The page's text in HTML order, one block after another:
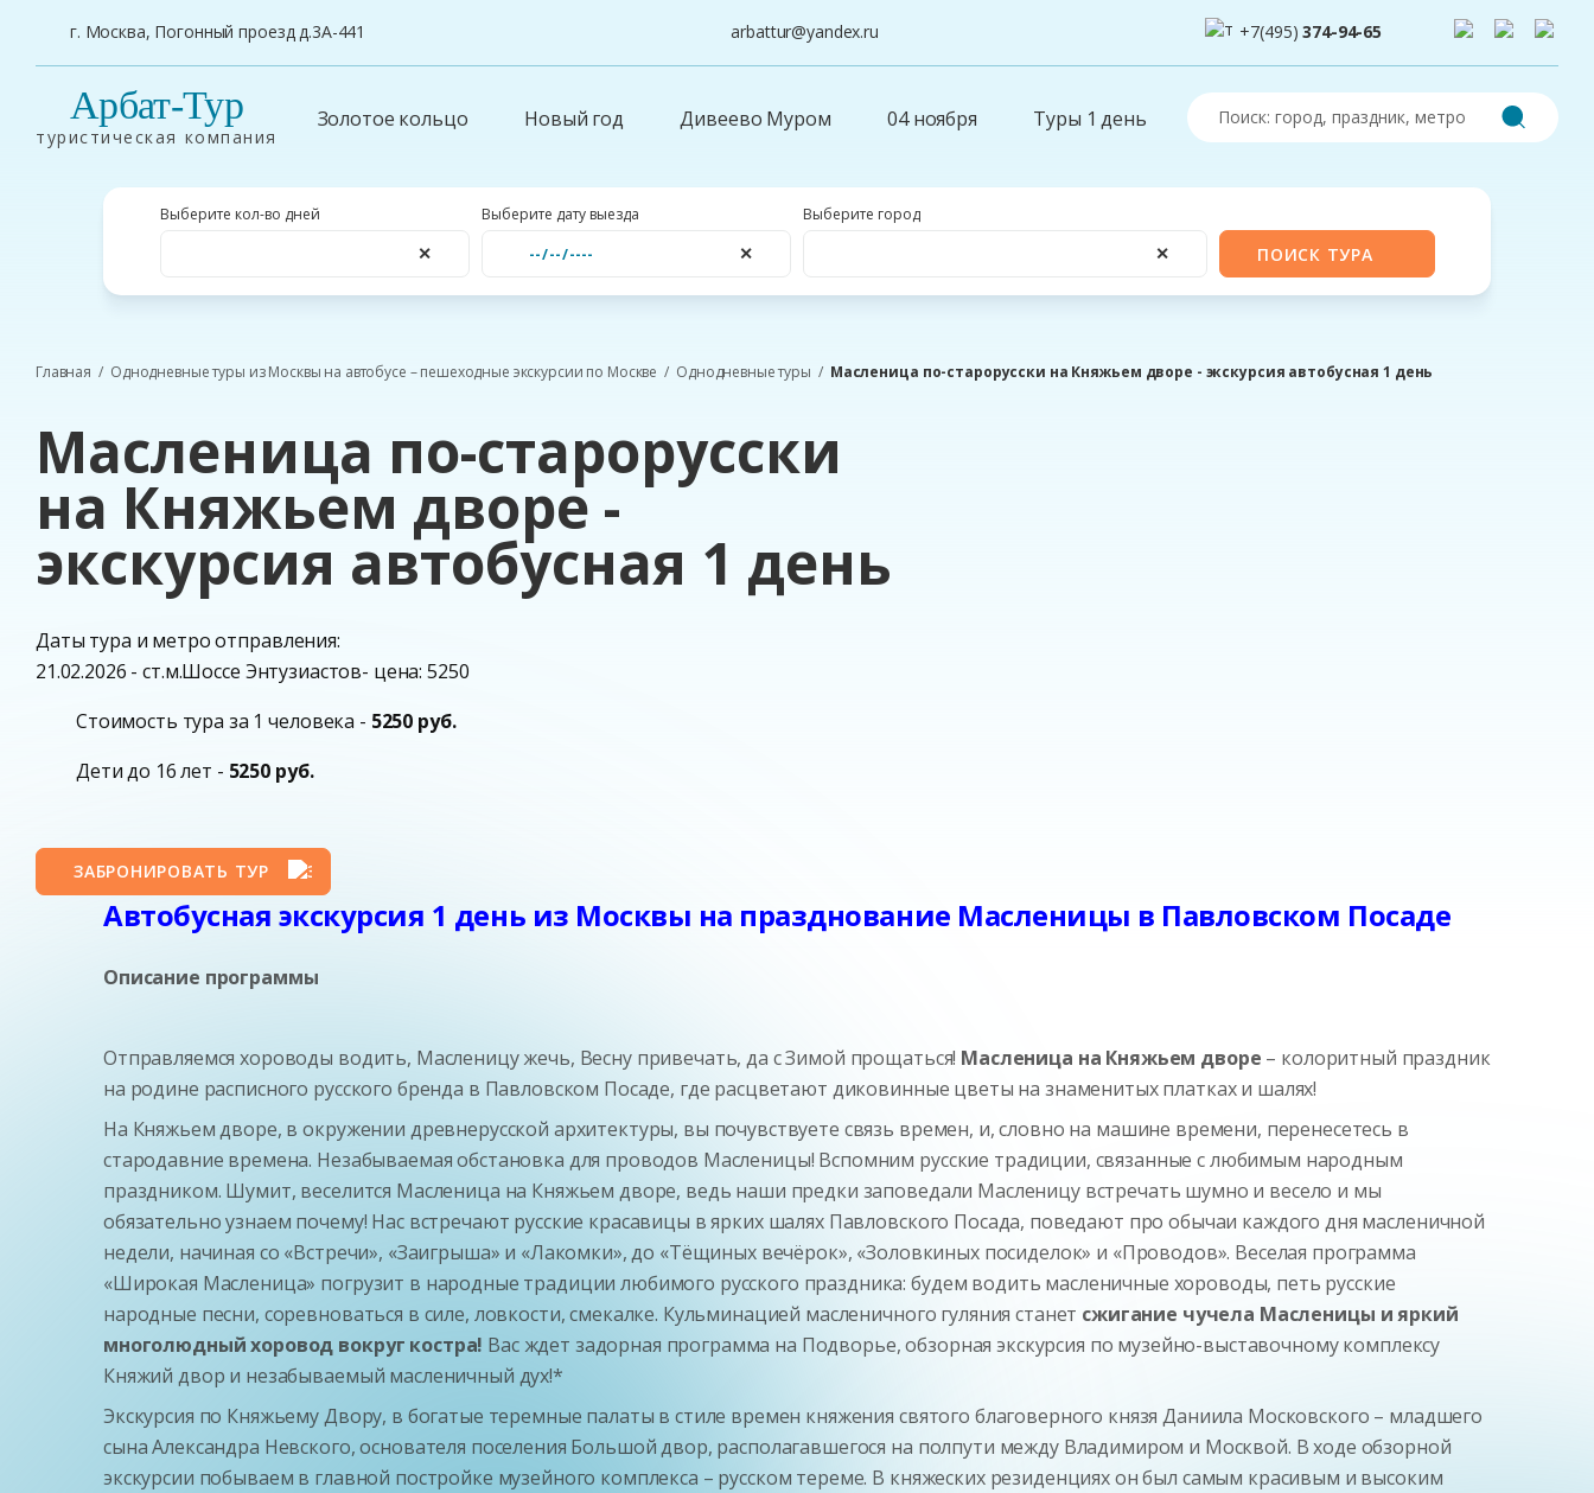
г. Москва, Погонный проезд д.3А-441 +7(495)374-94-65
arbattur@yandex.ru
Арбат-Тур
туристическая компания
Золотое кольцо Новый год Дивеево Муром 04 ноября Туры 1 день
Выберите кол-во дней
✕
Выберите дату выезда
✕
Выберите город
✕ ПОИСК ТУРА
Главная Однодневные туры из Москвы на автобусе – пешеходные экскурсии по Москве Однодневные туры Масленица по-старорусски на Княжьем дворе - экскурсия автобусная 1 день
Масленица по-старорусски
на Княжьем дворе -
экскурсия автобусная 1 день
Даты тура и метро отправления:
21.02.2026 - ст.м.Шоссе Энтузиастов- цена: 5250
Стоимость тура за 1 человека - 5250 руб.
Дети до 16 лет - 5250 руб.
ЗАБРОНИРОВАТЬ ТУР
Автобусная экскурсия 1 день из Москвы на празднование Масленицы в Павловском Посаде
Описание программы
Отправляемся хороводы водить, Масленицу жечь, Весну привечать, да с Зимой прощаться! Масленица на Княжьем дворе – колоритный праздник
на родине расписного русского бренда в Павловском Посаде, где расцветают диковинные цветы на знаменитых платках и шалях!
На Княжьем дворе, в окружении древнерусской архитектуры, вы почувствуете связь времен, и, словно на машине времени, перенесетесь в
стародавние времена. Незабываемая обстановка для проводов Масленицы! Вспомним русские традиции, связанные с любимым народным
праздником. Шумит, веселится Масленица на Княжьем дворе, ведь наши предки заповедали Масленицу встречать шумно и весело и мы
обязательно узнаем почему! Нас встречают русские красавицы в ярких шалях Павловского Посада, поведают про обычаи каждого дня масленичной
недели, начиная со «Встречи», «Заигрыша» и «Лакомки», до «Тёщиных вечёрок», «Золовкиных посиделок» и «Проводов». Веселая программа
«Широкая Масленица» погрузит в народные традиции любимого русского праздника: будем водить масленичные хороводы, петь русские
народные песни, соревноваться в силе, ловкости, смекалке. Кульминацией масленичного гуляния станет сжигание чучела Масленицы и яркий
многолюдный хоровод вокруг костра! Вас ждет задорная программа на Подворье, обзорная экскурсия по музейно-выставочному комплексу
Княжий двор и незабываемый масленичный дух!*
Экскурсия по Княжьему Двору, в богатые теремные палаты в стиле времен княжения святого благоверного князя Даниила Московского – младшего
сына Александра Невского, основателя поселения Большой двор, располагавшегося на полпути между Владимиром и Москвой. В ходе обзорной
экскурсии побываем в главной постройке музейного комплекса – русском тереме. В княжеских резиденциях он был самым красивым и высоким